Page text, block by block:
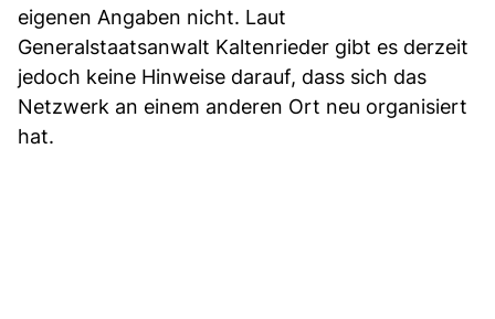
eigenen Angaben nicht. Laut
Generalstaatsanwalt Kaltenrieder gibt es derzeit
jedoch keine Hinweise darauf, dass sich das
Netzwerk an einem anderen Ort neu organisiert
hat.